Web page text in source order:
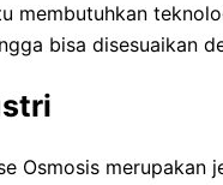
membutuhkan
bisa disesuaikan
Osmosis